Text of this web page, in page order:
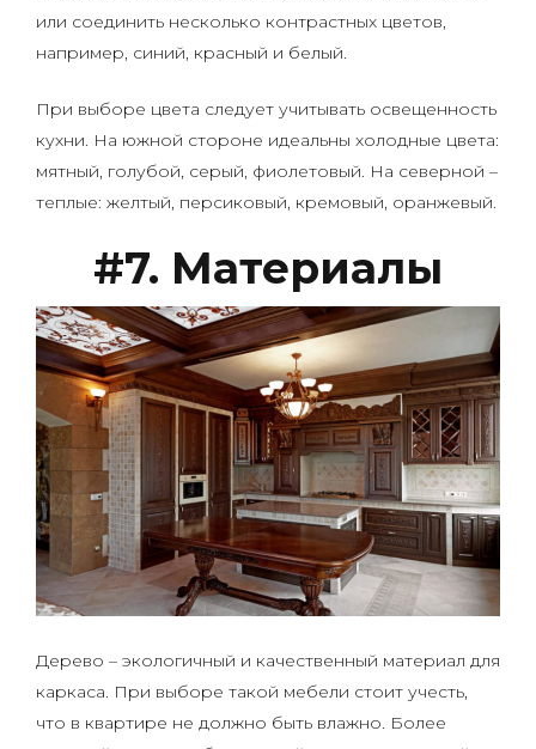
или соединить несколько контрастных цветов,
например, синий, красный и белый.
При выборе цвета следует учитывать освещенность
кухни. На южной стороне идеальны холодные цвета:
мятный, голубой, серый, фиолетовый. На северной –
теплые: желтый, персиковый, кремовый, оранжевый.
#7. Материалы
Дерево – экологичный и качественный материал для
каркаса. При выборе такой мебели стоит учесть,
что в квартире не должно быть влажно. Более